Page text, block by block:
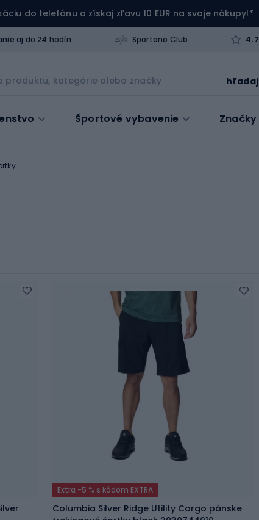
do telefónu a získaj zľavu 10 EUR na svoje nákupy!*
aj do 24 hodín Sportano Club 4.7
hľadaj
Športové vybavenie Značky
Extra -5 % s kódom EXTRA
Columbia Silver Ridge Utility Cargo pánske